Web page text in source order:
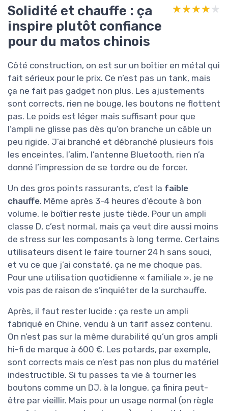
Solidité et chauffe : ça
inspire plutôt confiance
pour du matos chinois
★★★★★
★★★★★
Côté construction, on est sur un boîtier en métal qui
fait sérieux pour le prix. Ce n’est pas un tank, mais
ça ne fait pas gadget non plus. Les ajustements
sont corrects, rien ne bouge, les boutons ne flottent
pas. Le poids est léger mais suffisant pour que
l’ampli ne glisse pas dès qu’on branche un câble un
peu rigide. J’ai branché et débranché plusieurs fois
les enceintes, l’alim, l’antenne Bluetooth, rien n’a
donné l’impression de se tordre ou de forcer.
Un des gros points rassurants, c’est la faible
chauffe. Même après 3-4 heures d’écoute à bon
volume, le boîtier reste juste tiède. Pour un ampli
classe D, c’est normal, mais ça veut dire aussi moins
de stress sur les composants à long terme. Certains
utilisateurs disent le faire tourner 24 h sans souci,
et vu ce que j’ai constaté, ça ne me choque pas.
Pour une utilisation quotidienne « familiale », je ne
vois pas de raison de s’inquiéter de la surchauffe.
Après, il faut rester lucide : ça reste un ampli
fabriqué en Chine, vendu à un tarif assez contenu.
On n’est pas sur la même durabilité qu’un gros ampli
hi-fi de marque à 600 €. Les potards, par exemple,
sont corrects mais ce n’est pas non plus du matériel
indestructible. Si tu passes ta vie à tourner les
boutons comme un DJ, à la longue, ça finira peut-
être par vieillir. Mais pour un usage normal (on règle